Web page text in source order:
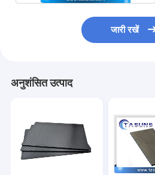
जारी रखें
अनुशंसित उत्पाद